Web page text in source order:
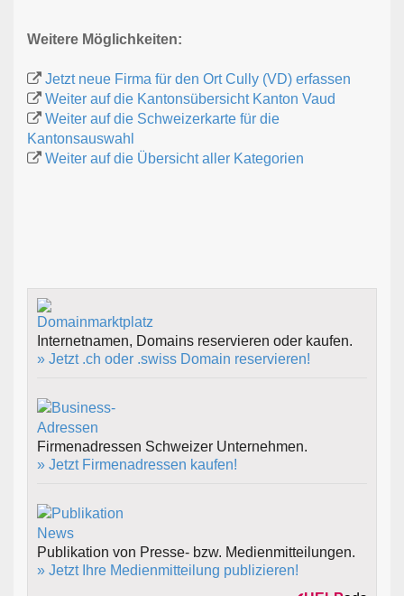
Weitere Möglichkeiten:
Jetzt neue Firma für den Ort Cully (VD) erfassen
Weiter auf die Kantonsübersicht Kanton Vaud
Weiter auf die Schweizerkarte für die
Kantonsauswahl
Weiter auf die Übersicht aller Kategorien
Internetnamen, Domains reservieren oder kaufen.
» Jetzt .ch oder .swiss Domain reservieren!
Firmenadressen Schweizer Unternehmen.
» Jetzt Firmenadressen kaufen!
Publikation von Presse- bzw. Medienmitteilungen.
» Jetzt Ihre Medienmitteilung publizieren!